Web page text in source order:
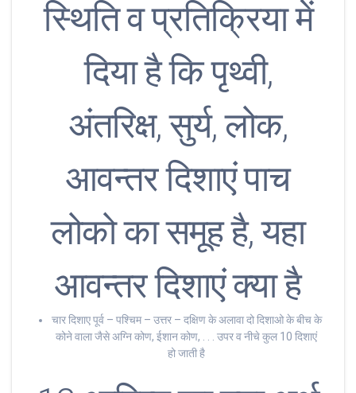
स्थिति व प्रतिक्रिया में
दिया है कि पृथ्वी,
अंतरिक्ष, सुर्य, लोक,
आवन्तर दिशाएं पाच
लोको का समूह है, यहा
आवन्तर दिशाएं क्या है
चार दिशाए पूर्व – पश्चिम – उत्तर – दक्षिण के अलावा दो दिशाओ के बीच के
कोने वाला जैसे अग्नि कोण, ईशान कोण, . . . उपर व नीचे कुल 10 दिशाएं
हो जाती है